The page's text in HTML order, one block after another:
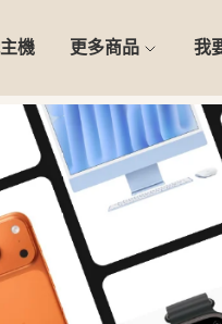
機 更多商品 我
二手